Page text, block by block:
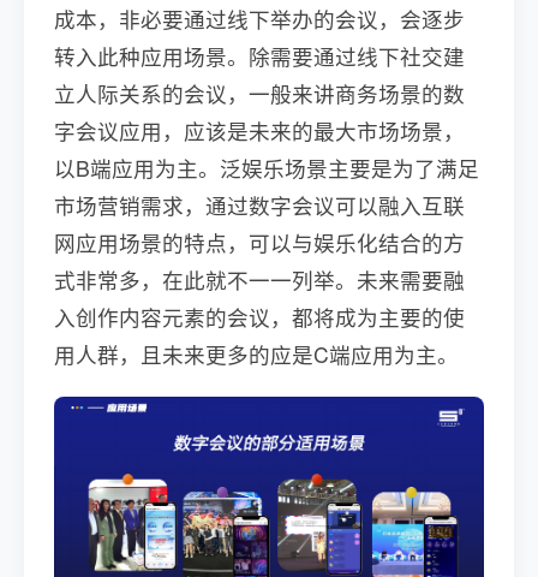
成本，非必要通过线下举办的会议，会逐步
转入此种应用场景。除需要通过线下社交建
立人际关系的会议，一般来讲商务场景的数
字会议应用，应该是未来的最大市场场景，
以B端应用为主。泛娱乐场景主要是为了满足
市场营销需求，通过数字会议可以融入互联
网应用场景的特点，可以与娱乐化结合的方
式非常多，在此就不一一列举。未来需要融
入创作内容元素的会议，都将成为主要的使
用人群，且未来更多的应是C端应用为主。